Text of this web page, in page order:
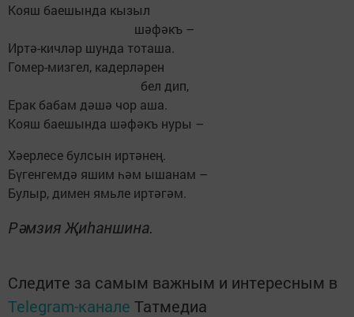
Кояш баешында кызыл
шәфәкъ –
Иртә-кичләр шунда тоташа.
Гомер-мизгел, кадерләрен
бел дип,
Ерак бабам дәшә чор аша.
Кояш баешында шәфәкъ нуры –
Хәерлесе булсын иртәнең.
Бүгенгемдә яшим һәм ышанам –
Булыр, димен ямьле иртәгәм.
Рәмзия Җиһаншина.
Следите за самым важным и интересным в
Telegram-канале Татмедиа